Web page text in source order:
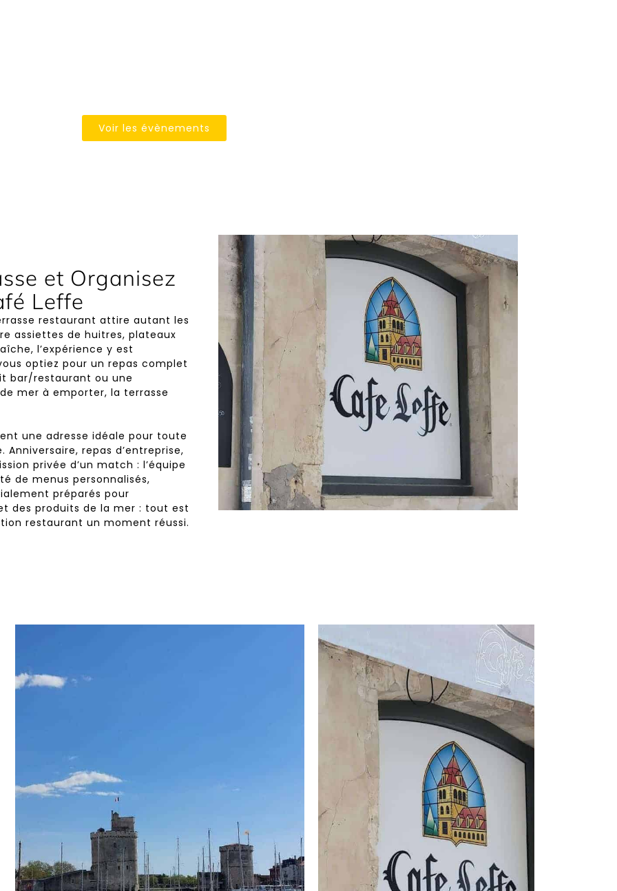
Voir les évènements
et Organisez
Leffe
restaurant attire autant les
assiettes de huitres, plateaux
l’expérience y est
optiez pour un repas complet
bar/restaurant ou une
mer à emporter, la terrasse
une adresse idéale pour toute
repas d’entreprise,
privée d’un match : l’équipe
de menus personnalisés,
préparés pour
des produits de la mer : tout est
restaurant un moment réussi.